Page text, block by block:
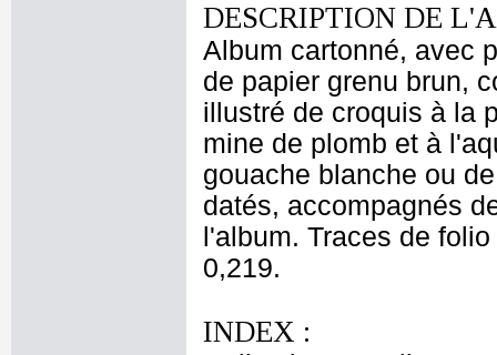
DESCRIPTION DE
Album cartonné, avec
de papier grenu brun,
illustré de croquis à la
mine de plomb et à
gouache blanche ou
datés, accompagnés
l'album. Traces de
0,219.
INDEX :